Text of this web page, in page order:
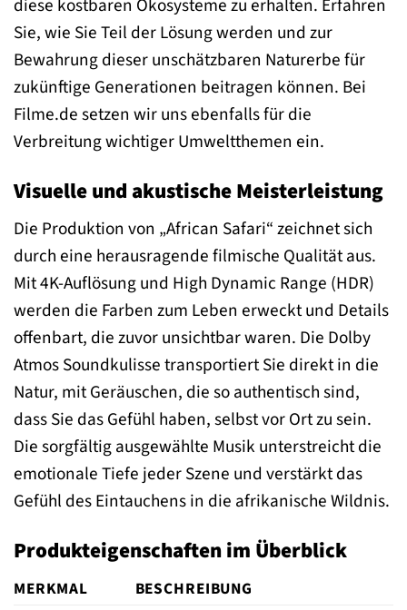
diese kostbaren Ökosysteme zu erhalten. Erfahren
Sie, wie Sie Teil der Lösung werden und zur
Bewahrung dieser unschätzbaren Naturerbe für
zukünftige Generationen beitragen können. Bei
Filme.de setzen wir uns ebenfalls für die
Verbreitung wichtiger Umweltthemen ein.
Visuelle und akustische Meisterleistung
Die Produktion von „African Safari“ zeichnet sich
durch eine herausragende filmische Qualität aus.
Mit 4K-Auflösung und High Dynamic Range (HDR)
werden die Farben zum Leben erweckt und Details
offenbart, die zuvor unsichtbar waren. Die Dolby
Atmos Soundkulisse transportiert Sie direkt in die
Natur, mit Geräuschen, die so authentisch sind,
dass Sie das Gefühl haben, selbst vor Ort zu sein.
Die sorgfältig ausgewählte Musik unterstreicht die
emotionale Tiefe jeder Szene und verstärkt das
Gefühl des Eintauchens in die afrikanische Wildnis.
Produkteigenschaften im Überblick
MERKMAL
BESCHREIBUNG